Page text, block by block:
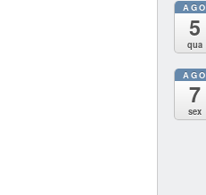
AGO
5
qua
AGO
7
sex